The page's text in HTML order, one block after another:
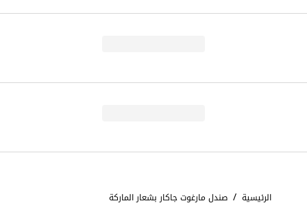
الرئيسية / صندل مارغوت جاكار بشعار الماركة